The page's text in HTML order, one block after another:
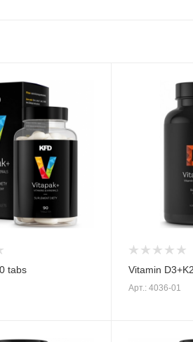
tabs Vitamin
Арт.: 4036-01